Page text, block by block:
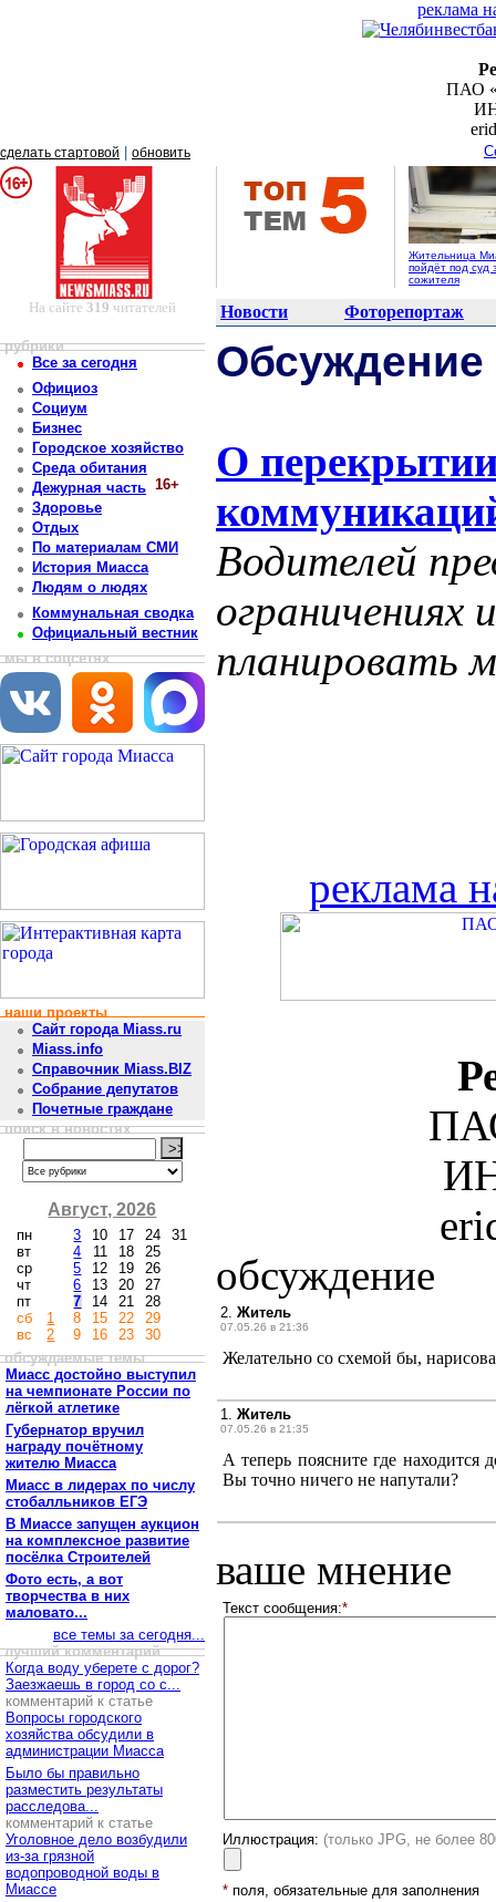
реклама
ПАО
сделать стартовой обновить
Жительница
пойдёт под суд
сожителя
На сайте 319 читателей Новости Фоторепортаж
рубрики
Все за сегодня
Официоз
Социум
Бизнес
Городское хозяйство
Среда обитания
Дежурная часть 16+
Здоровье
Отдых
По материалам СМИ
История Миасса
Людям о людях
Коммунальная сводка
Официальный вестник
мы в соцсетях
наши проекты
Сайт города Miass.ru
Miass.info
Справочник Miass.BIZ
Собрание депутатов
Почетные граждане
поиск в новостях
Август, 2026
пн
вт
ср
чт
пт
сб
вс
1
2
3
4
5
6
7
8
9
10
11
12
13
14
15
16
17
18
19
20
21
22
23
24
25
26
27
28
29
30
31
обсуждаемые темы
Миасс достойно выступил
на чемпионате России по
лёгкой атлетике
Губернатор вручил
награду почётному
жителю Миасса
Миасс в лидерах по числу
стобалльников ЕГЭ
В Миассе запущен аукцион
на комплексное развитие
посёлка Строителей
Фото есть, а вот
творчества в них
маловато...
все темы за сегодня...
лучший комментарий
Когда воду уберете с дорог?
Заезжаешь в город со с...
комментарий к статье
Вопросы городского
хозяйства обсудили в
администрации Миасса
Было бы правильно
разместить результаты
расследова...
комментарий к статье
Уголовное дело возбудили
из-за грязной
водопроводной воды в
Миассе
О
Водителей
ограничениях
планировать
реклама
обсуждение
2. Житель
07.05.26 в 21:36
Желательно со схемой бы,
1. Житель
07.05.26 в 21:35
А теперь поясните где
Вы точно ничего не напутали?
ваше мнение
Текст сообщения:*
Иллюстрация: (только JPG, не более
* поля, обязательные для заполнения